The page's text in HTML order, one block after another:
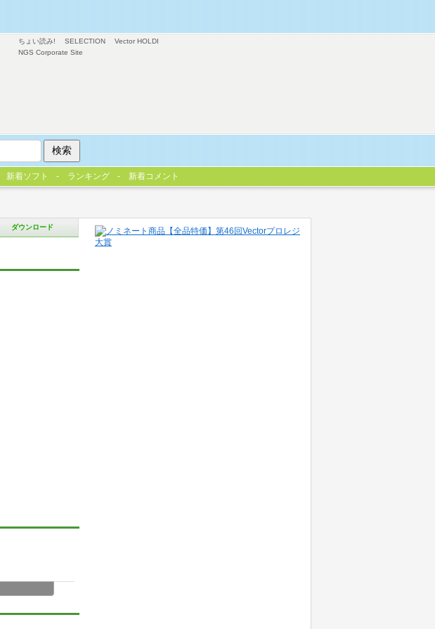
ダウンロード
ちょい読み! SELECTION
Vector HOLDI
NGS Corporate Site
新着ソフト ランキング 新着コメント